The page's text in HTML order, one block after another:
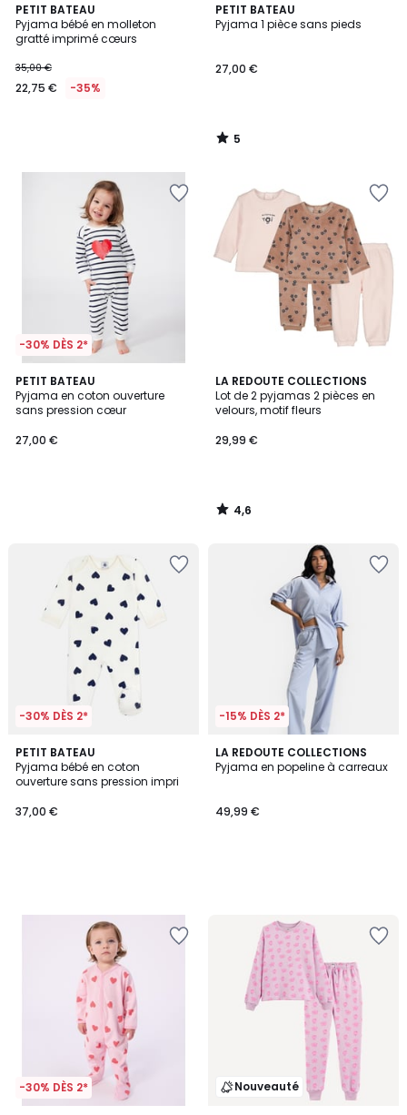
PETIT BATEAU
Pyjama bébé en molleton
gratté imprimé cœurs
35,00 €
22,75 € -35%
PETIT BATEAU
Pyjama 1 pièce sans pieds
27,00 €
5
/
5
/
-30% DÈS 2*
PETIT BATEAU
Pyjama en coton ouverture
sans pression cœur
27,00 €
LA REDOUTE COLLECTIONS
Lot de 2 pyjamas 2 pièces en
velours, motif fleurs
29,99 €
4,6
/ 5
4,6
/
-30% DÈS 2*
PETIT BATEAU
Pyjama bébé en coton
ouverture sans pression impri
37,00 €
-15% DÈS 2*
LA REDOUTE COLLECTIONS
Pyjama en popeline à carreaux
49,99 €
-30% DÈS 2* Nouveauté